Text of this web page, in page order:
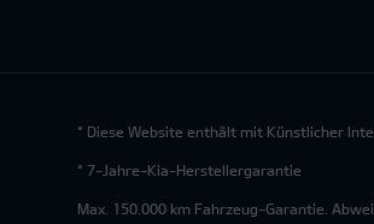
* Diese Website enthält mit Künstlicher
* 7-Jahre-Kia-Herstellergarantie
Max. 150.000 km Fahrzeug-Garantie.